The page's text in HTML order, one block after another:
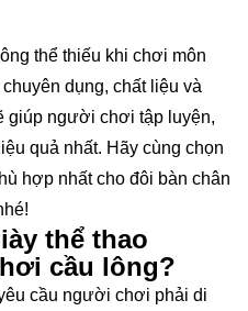
thể thiếu khi chơi môn
dụng, chất liệu và
giúp người chơi tập luyện,
quả nhất. Hãy cùng chọn
hợp nhất cho đôi bàn chân
thể thao
cầu lông?
cầu người chơi phải di